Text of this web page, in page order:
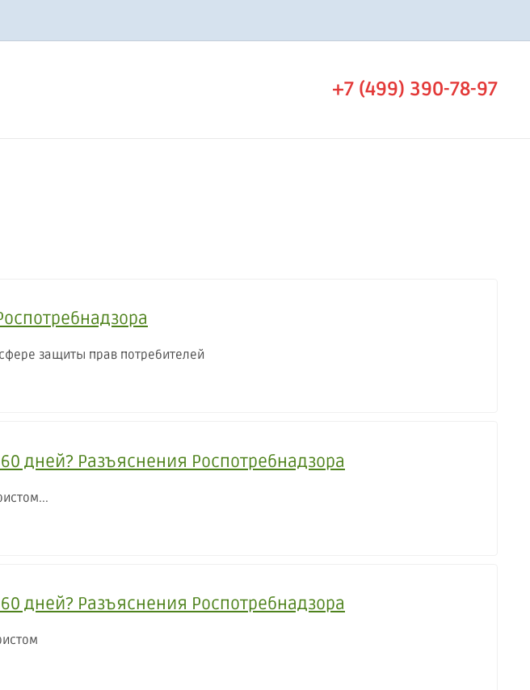
+7 (499) 390-78-97
защиты прав потребителей
дней? Разъяснения Роспотребнадзора
дней? Разъяснения Роспотребнадзора